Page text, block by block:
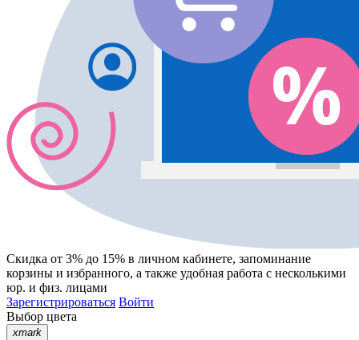
Скидка от 3% до 15% в личном кабинете, запоминание
корзины и избранного, а также удобная работа с несколькими
юр. и физ. лицами
Зарегистрироваться Войти
Выбор цвета
xmark